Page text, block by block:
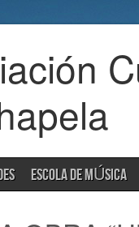
ESCOLA DE MÚSICA